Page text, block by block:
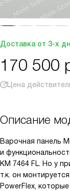
Доставка от 3-х
170 500
Цена
Описание
Варочная панель
и
KM 7464 FL. Но у
т.к. он
PowerFlex,